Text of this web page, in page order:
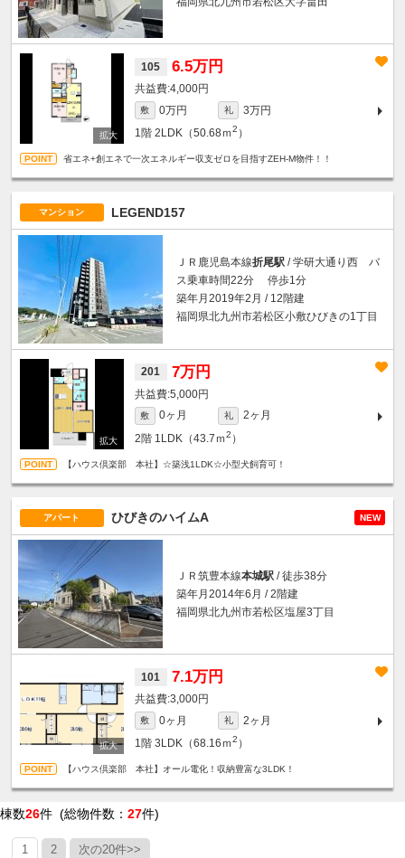
105 6.5万円
4,000円
敷 0万円 礼
3万円
1階 2LDK（50.68ｍ2 ）
省エネ+創エネで一次エネルギー収支ゼロを目指すZEH-M物件！！
マンション LEGEND157
ＪＲ鹿児島本線折尾駅 / 学研大通り西 バ
ス乗車時間22分 停歩1分
築年月2019年2月 / 12階建
福岡県北九州市若松区小敷ひびきの1丁目
201 7万円
5,000円
敷 0ヶ月 礼
2ヶ月
2階 1LDK（43.7ｍ2 ）
【ハウス倶楽部 本社】☆築浅1LDK☆小型犬飼育可！
アパート ひびきのハイムA NEW
ＪＲ筑豊本線本城駅 / 徒歩38分
築年月2014年6月 / 2階建
福岡県北九州市若松区塩屋3丁目
101 7.1万円
3,000円
敷 0ヶ月 礼
2ヶ月
1階 3LDK（68.16ｍ2 ）
【ハウス倶楽部 本社】オール電化！収納豊富な3LDK！
棟数26件 (総物件数： 27件)
1 2 次の20件>>